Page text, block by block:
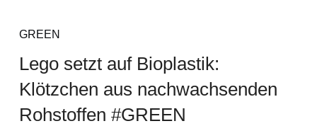
GREEN
Lego setzt auf Bioplastik:
Klötzchen aus nachwachsenden
Rohstoffen #GREEN